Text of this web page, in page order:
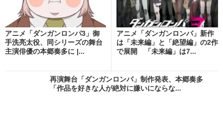
アニメ「ダンガンロンパ3」御
手洗亮太役、同シリーズの舞台
主演俳優の本郷奏多に |...
アニメ「ダンガンロンパ」新作
は「未来編」と「絶望編」の2作
で展開 「未来編」は7...
再演舞台「ダンガンロンパ」制作発表、本郷奏多
「作品を好きな人が絶対に嫌いにならな...